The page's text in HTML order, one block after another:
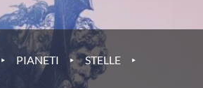
‣ PIANETI ‣ STELLE ‣